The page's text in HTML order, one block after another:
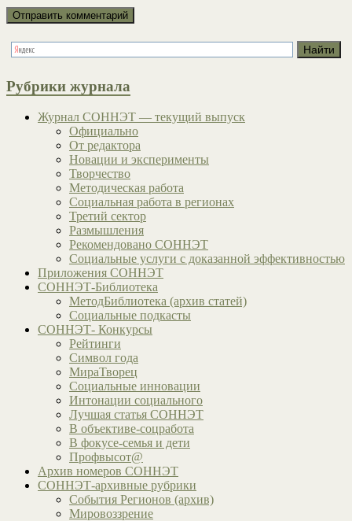
Рубрики журнала
Журнал СОННЭТ — текущий выпуск
Официально
От редактора
Новации и эксперименты
Творчество
Методическая работа
Социальная работа в регионах
Третий сектор
Размышления
Рекомендовано СОННЭТ
Социальные услуги с доказанной эффективностью
Приложения СОННЭТ
СОННЭТ-Библиотека
МетодБиблиотека (архив статей)
Социальные подкасты
СОННЭТ- Конкурсы
Рейтинги
Символ года
МираТворец
Социальные инновации
Интонации социального
Лучшая статья СОННЭТ
В объективе-соцработа
В фокусе-семья и дети
Профвысот@
Архив номеров СОННЭТ
СОННЭТ-архивные рубрики
События Регионов (архив)
Мировоззрение